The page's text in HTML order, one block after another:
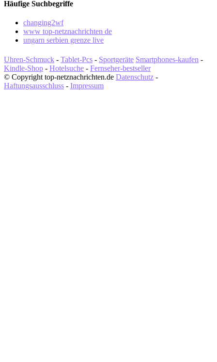
Häufige Suchbegriffe
changing2wf
www top-netznachrichten de
ungarn serbien grenze live
Uhren-Schmuck - Tablet-Pcs - Sportgeräte Smartphones-kaufen -
Kindle-Shop - Hotelsuche - Fernseher-bestseller
© Copyright top-netznachrichten.de Datenschutz -
Haftungsausschluss - Impressum